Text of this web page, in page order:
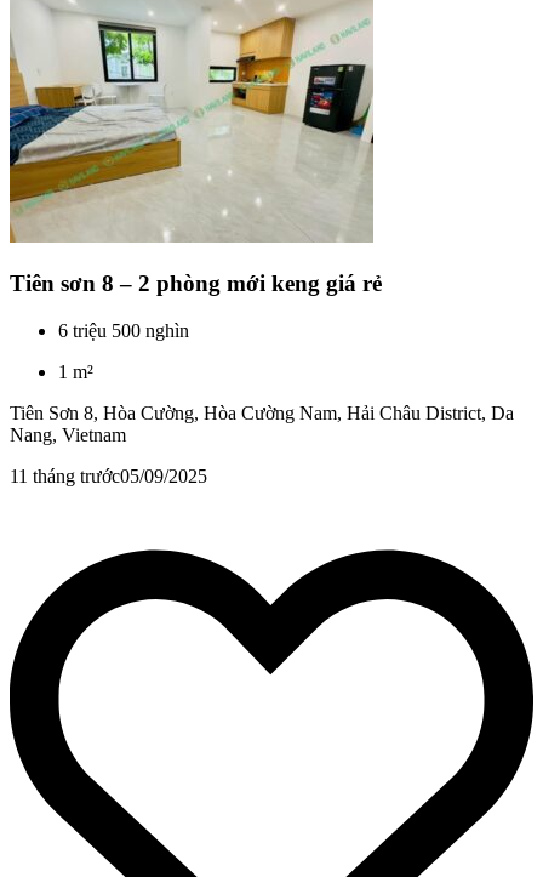
Tiên sơn 8 – 2 phòng mới keng giá rẻ
6 triệu 500 nghìn
1 m²
Tiên Sơn 8, Hòa Cường, Hòa Cường Nam, Hải Châu District, Da
Nang, Vietnam
11 tháng trước05/09/2025